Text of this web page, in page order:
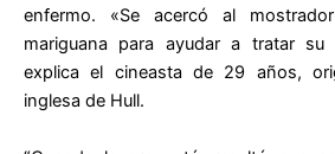
enfermo. «Se acercó al
mariguana para ayudar a tratar su
explica el cineasta de 29 años,
inglesa de Hull.